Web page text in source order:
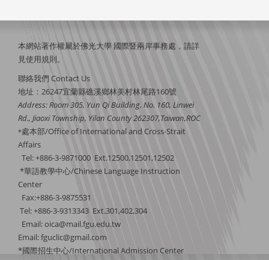
本網站著作權屬於佛光大學 國際暨兩岸事務處，請詳
見使用規則。
聯絡我們 Contact Us
地址：26247宜蘭縣礁溪鄉林美村林尾路160號
Address: Room 305, Yun Qi Building. No. 160, Linwei
Rd., Jiaoxi Township, Yilan County 262307,Taiwan,ROC
*處本部/Office of International and Cross-Strait
Affairs
Tel: +886-3-9871000 Ext.12500,12501,12502
*華語教學中心/Chinese Language Instruction
Center
Fax:+886-3-9875531
Tel: +886-3-9313343 Ext.301,402,304
Email:oica@mail.fgu.edu.tw
Email: fguclic@gmail.com
*國際招生中心/International Admission Center